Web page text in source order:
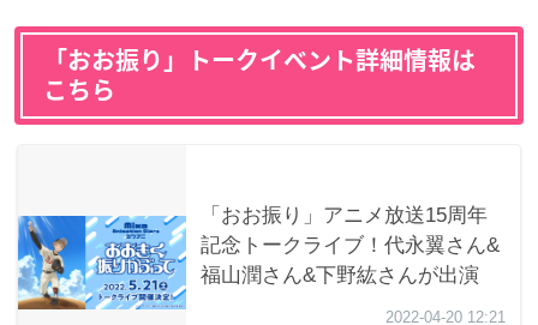
「おお振り」トークイベント詳細情報は
こちら